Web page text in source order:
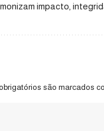
impacto,
são marcados